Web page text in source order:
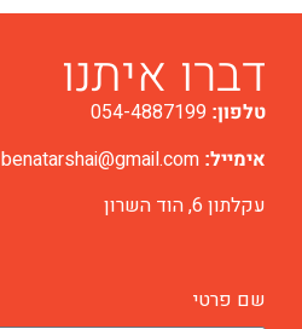
דברו איתנו
טלפון: 054-4887199
אימייל: benatarshai@gmail.com
עקלתון 6, הוד השרון
שם פרטי